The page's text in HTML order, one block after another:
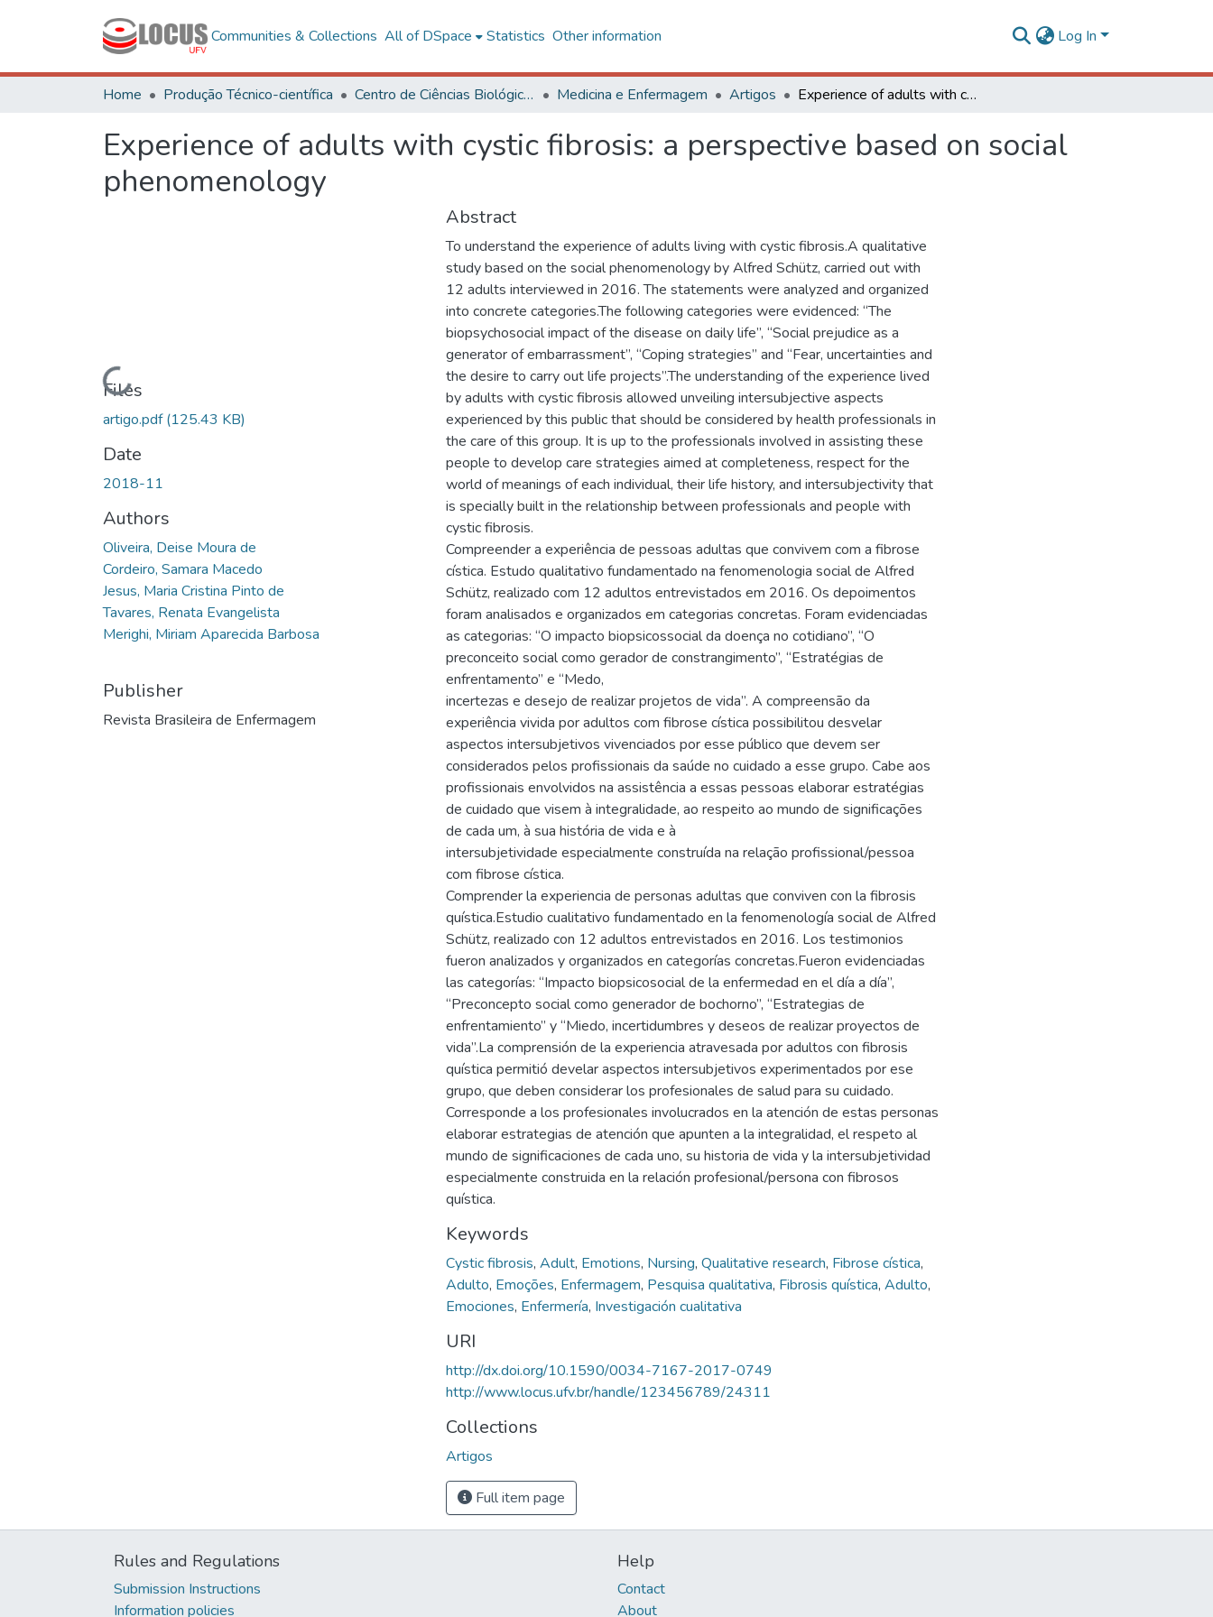
Communities & Collections All of DSpace Statistics Other information Log In
Home Produção Técnico-científica Centro de Ciências Biológicas e da Saúde Medicina e Enfermagem Artigos Experience of adults with cystic fibrosis: a perspective based on social phenomenology
Experience of adults with cystic fibrosis: a perspective based on social
phenomenology
Loading...
Files
artigo.pdf(125.43 KB)
Date
2018-11
Authors
Oliveira, Deise Moura de
Cordeiro, Samara Macedo
Jesus, Maria Cristina Pinto de
Tavares, Renata Evangelista
Merighi, Miriam Aparecida Barbosa
Publisher
Revista Brasileira de Enfermagem
Abstract
To understand the experience of adults living with cystic fibrosis.A qualitative
study based on the social phenomenology by Alfred Schütz, carried out with
12 adults interviewed in 2016. The statements were analyzed and organized
into concrete categories.The following categories were evidenced: “The
biopsychosocial impact of the disease on daily life”, “Social prejudice as a
generator of embarrassment”, “Coping strategies” and “Fear, uncertainties and
the desire to carry out life projects”.The understanding of the experience lived
by adults with cystic fibrosis allowed unveiling intersubjective aspects
experienced by this public that should be considered by health professionals in
the care of this group. It is up to the professionals involved in assisting these
people to develop care strategies aimed at completeness, respect for the
world of meanings of each individual, their life history, and intersubjectivity that
is specially built in the relationship between professionals and people with
cystic fibrosis.
Compreender a experiência de pessoas adultas que convivem com a fibrose
cística. Estudo qualitativo fundamentado na fenomenologia social de Alfred
Schütz, realizado com 12 adultos entrevistados em 2016. Os depoimentos
foram analisados e organizados em categorias concretas. Foram evidenciadas
as categorias: “O impacto biopsicossocial da doença no cotidiano”, “O
preconceito social como gerador de constrangimento”, “Estratégias de
enfrentamento” e “Medo,
incertezas e desejo de realizar projetos de vida”. A compreensão da
experiência vivida por adultos com fibrose cística possibilitou desvelar
aspectos intersubjetivos vivenciados por esse público que devem ser
considerados pelos profissionais da saúde no cuidado a esse grupo. Cabe aos
profissionais envolvidos na assistência a essas pessoas elaborar estratégias
de cuidado que visem à integralidade, ao respeito ao mundo de significações
de cada um, à sua história de vida e à
intersubjetividade especialmente construída na relação profissional/pessoa
com fibrose cística.
Comprender la experiencia de personas adultas que conviven con la fibrosis
quística.Estudio cualitativo fundamentado en la fenomenología social de Alfred
Schütz, realizado con 12 adultos entrevistados en 2016. Los testimonios
fueron analizados y organizados en categorías concretas.Fueron evidenciadas
las categorías: “Impacto biopsicosocial de la enfermedad en el día a día”,
“Preconcepto social como generador de bochorno”, “Estrategias de
enfrentamiento” y “Miedo, incertidumbres y deseos de realizar proyectos de
vida”.La comprensión de la experiencia atravesada por adultos con fibrosis
quística permitió develar aspectos intersubjetivos experimentados por ese
grupo, que deben considerar los profesionales de salud para su cuidado.
Corresponde a los profesionales involucrados en la atención de estas personas
elaborar estrategias de atención que apunten a la integralidad, el respeto al
mundo de significaciones de cada uno, su historia de vida y la intersubjetividad
especialmente construida en la relación profesional/persona con fibrosos
quística.
Keywords
Cystic fibrosis, Adult, Emotions, Nursing, Qualitative research, Fibrose cística,
Adulto, Emoções, Enfermagem, Pesquisa qualitativa, Fibrosis quística, Adulto,
Emociones, Enfermería, Investigación cualitativa
URI
http://dx.doi.org/10.1590/0034-7167-2017-0749
http://www.locus.ufv.br/handle/123456789/24311
Collections
Artigos
Full item page
Rules and Regulations
Submission Instructions
Information policies
Help
Contact
About